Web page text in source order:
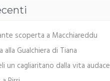
scoperta a Macchiareddu
alla Gualchiera di Tiana
un cagliaritano dalla vita audace